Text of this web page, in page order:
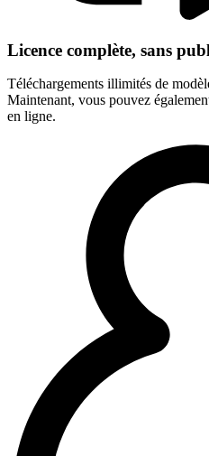
Licence complète, sans
Téléchargements illimités de
Maintenant, vous pouvez
en ligne.